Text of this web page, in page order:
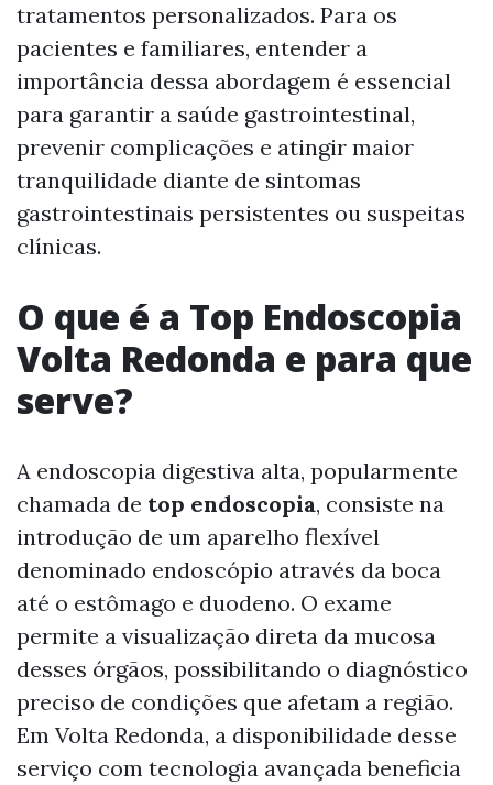
tratamentos personalizados. Para os
pacientes e familiares, entender a
importância dessa abordagem é essencial
para garantir a saúde gastrointestinal,
prevenir complicações e atingir maior
tranquilidade diante de sintomas
gastrointestinais persistentes ou suspeitas
clínicas.
O que é a Top Endoscopia
Volta Redonda e para que
serve?
A endoscopia digestiva alta, popularmente
chamada de top endoscopia, consiste na
introdução de um aparelho flexível
denominado endoscópio através da boca
até o estômago e duodeno. O exame
permite a visualização direta da mucosa
desses órgãos, possibilitando o diagnóstico
preciso de condições que afetam a região.
Em Volta Redonda, a disponibilidade desse
serviço com tecnologia avançada beneficia